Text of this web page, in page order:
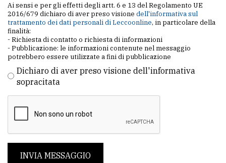
Ai sensi e per gli effetti degli artt. 6 e 13 del Regolamento UE
2016/679 dichiaro di aver preso visione dell'informativa sul
trattamento dei dati personali di Leccoonline, in particolare della
finalità:
- Richiesta di contatto o richiesta di informazioni
- Pubblicazione: le informazioni contenute nel messaggio
potrebbero essere utilizzate a fini di pubblicazione
Dichiaro di aver preso visione dell'informativa
sopracitata
INVIA MESSAGGIO